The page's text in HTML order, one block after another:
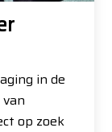
in de
op zoek